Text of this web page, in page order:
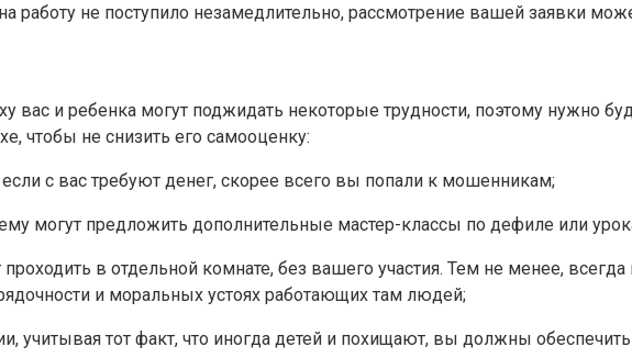
работу не поступило незамедлительно, рассмотрение вашей заявки
вас и ребенка могут поджидать некоторые трудности, поэтому нужно
чтобы не снизить его самооценку:
с вас требуют денег, скорее всего вы попали к мошенникам;
могут предложить дополнительные мастер-классы по дефиле или
в отдельной комнате, без вашего участия. Тем не менее, всегда
и моральных устоях работающих там людей;
учитывая тот факт, что иногда детей и похищают, вы должны